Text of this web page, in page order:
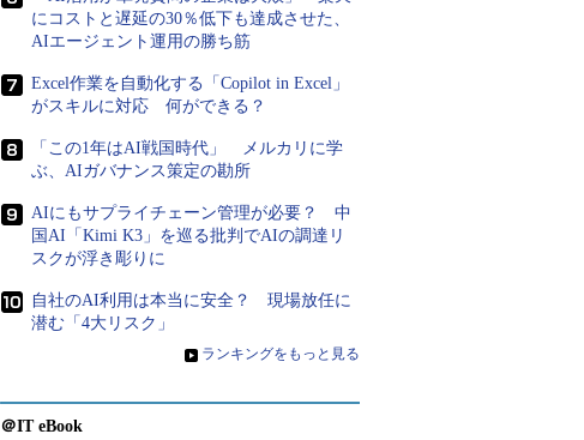
にコストと遅延の30％低下も達成させた、
AIエージェント運用の勝ち筋
Excel作業を自動化する「Copilot in Excel」
がスキルに対応 何ができる？
「この1年はAI戦国時代」 メルカリに学
ぶ、AIガバナンス策定の勘所
AIにもサプライチェーン管理が必要？ 中
国AI「Kimi K3」を巡る批判でAIの調達リ
スクが浮き彫りに
自社のAI利用は本当に安全？ 現場放任に
潜む「4大リスク」
» ランキングをもっと見る
＠IT eBook